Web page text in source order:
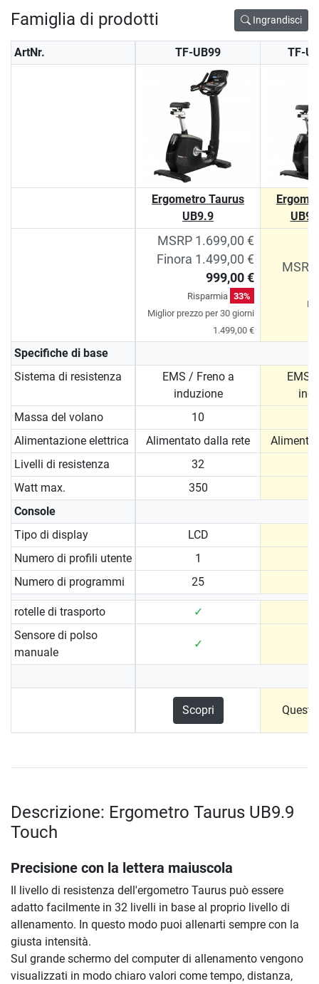
Famiglia di prodotti Ingrandisci
ArtNr. TF-UB99 TF-
Ergometro Taurus
UB9.9
MSRP 1.699,00 €
Finora 1.499,00 €
999,00 €
Risparmia 33%
Miglior prezzo per 30 giorni
1.499,00 €
Specifiche di base
Sistema di resistenza
EMS / Freno a
induzione
EMS
Massa del volano
10
Alimentazione elettrica
Alimentato dalla rete
Livelli di resistenza
32
Watt max.
350
Console
Tipo di display
LCD
Numero di profili utente
1
Numero di programmi
25
rotelle di trasporto ✓
Sensore di polso
manuale
✓
Scopri
Descrizione: Ergometro Taurus UB9.9
Touch
Precisione con la lettera maiuscola
Il livello di resistenza dell'ergometro Taurus può essere
adatto facilmente in 32 livelli in base al proprio livello di
allenamento. In questo modo puoi allenarti sempre con la
giusta intensità.
Sul grande schermo del computer di allenamento vengono
visualizzati in modo chiaro valori come tempo, distanza,